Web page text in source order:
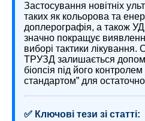
Застосування новітніх
таких як кольорова та
доплерографія, а також
значно покращує
виборі тактики
ТРУЗД залишається
біопсія під його
стандартом” для
✅ Ключові тези зі статті: